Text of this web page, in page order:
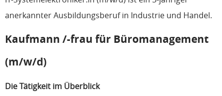
anerkannter Ausbildungsberuf in Industrie und Handel.
Kaufmann /-frau für Büromanagement
(m/w/d)
Die Tätigkeit im Überblick